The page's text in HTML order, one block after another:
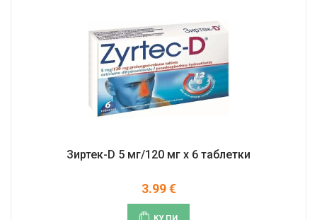
Зиртек-D 5 мг/120 мг x 6 таблетки
3.99€
КУПИ